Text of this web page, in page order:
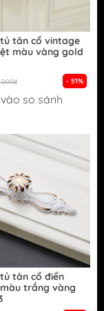
tân cổ vintage
màu vàng gold
- 51%
so sánh
tân cổ điển
trắng vàng